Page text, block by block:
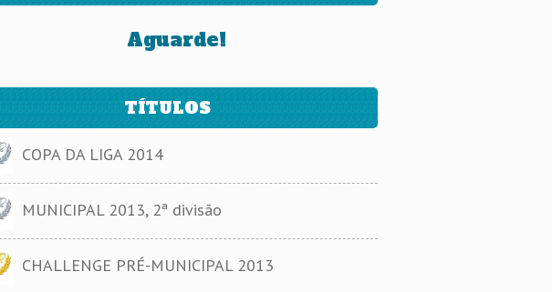
Aguarde!
TÍTULOS
COPA DA LIGA 2014
MUNICIPAL 2013, 2ª divisão
CHALLENGE PRÉ-MUNICIPAL 2013